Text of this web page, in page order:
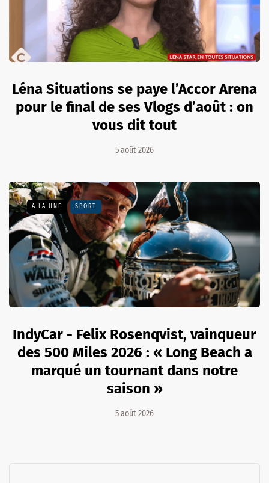
Léna Situations se paye l’Accor Arena
pour le final de ses Vlogs d’août : on
vous dit tout
5 août 2026
A LA UNE SPORT
IndyCar - Felix Rosenqvist, vainqueur
des 500 Miles 2026 : « Long Beach a
marqué un tournant dans notre
saison »
5 août 2026